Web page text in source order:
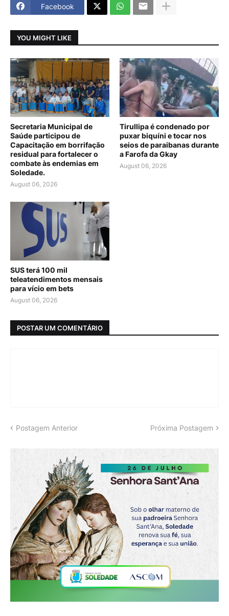
Facebook
YOU MIGHT LIKE
Secretaria Municipal de
Saúde participou de
Capacitação em borrifação
residual para fortalecer o
combate às endemias em
Soledade.
August 06, 2026
Tirullipa é condenado por
puxar biquíni e tocar nos
seios de paraibanas durante
a Farofa da Gkay
August 06, 2026
SUS terá 100 mil
teleatendimentos mensais
para vício em bets
August 06, 2026
POSTAR UM COMENTÁRIO
Postagem Anterior Próxima Postagem